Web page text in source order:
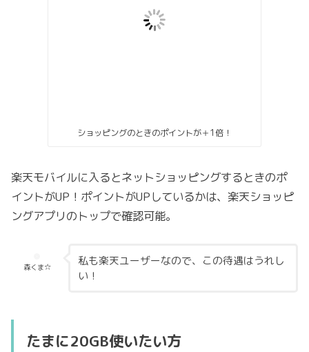
ショッピングのときのポイントが＋1倍！
楽天モバイルに入るとネットショッピングするときのポ
イントがUP！ポイントがUPしているかは、楽天ショッピ
ングアプリのトップで確認可能。
森くま☆
私も楽天ユーザーなので、この待遇はうれし
い！
たまに20GB使いたい方